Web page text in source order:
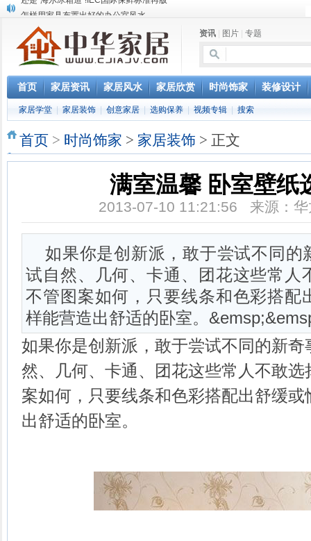
淇盈朗月家具中对五行思想的运用
北京淇盈朗月家具有限公司打造赢胜品牌五行风水家具
还是“海尔冰箱造”!IEC国际保鲜标准再版
资讯 图片 专题
首页 家居资讯 家居风水 家居欣赏 时尚饰家 装修设计
家居学堂 家居装饰 创意家居 选购保养 视频专辑 搜索
首页 > 时尚饰家 > 家居装饰 > 正文
满室温馨 卧室壁纸
2013-07-10 11:21:56 来源：
如果你是创新派，敢于尝试不同的
试自然、几何、卡通、团花这些常人
不管图案如何，只要线条和色彩搭配
样能营造出舒适的卧室。
如果你是创新派，敢于尝试不同的新
然、几何、卡通、团花这些常人不敢
案如何，只要线条和色彩搭配出舒缓
出舒适的卧室。